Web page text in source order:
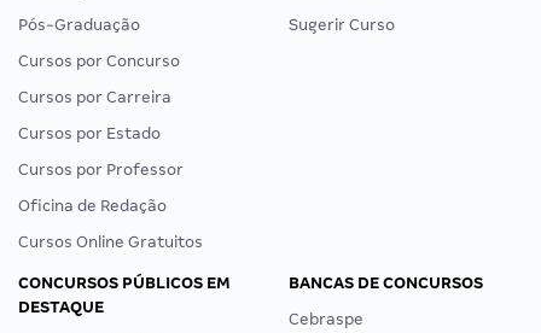
Pós-Graduação
Cursos por Concurso
Cursos por Carreira
Cursos por Estado
Cursos por Professor
Oficina de Redação
Cursos Online Gratuitos
Sugerir Curso
CONCURSOS PÚBLICOS EM
DESTAQUE
BANCAS DE CONCURSOS
Cebraspe